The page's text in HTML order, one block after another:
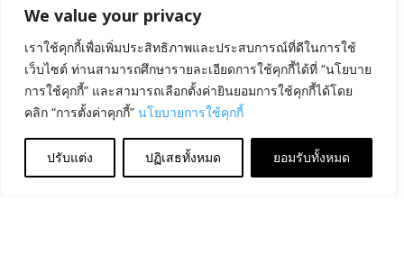
We value your privacy
เราใช้คุกกี้เพื่อเพิ่มประสิทธิภาพและประสบการณ์ที่ดีในการใช้
เว็บไซต์ ท่านสามารถศึกษารายละเอียดการใช้คุกกี้ได้ที่ “นโยบาย
การใช้คุกกี้” และสามารถเลือกตั้งค่ายินยอมการใช้คุกกี้ได้โดย
คลิก “การตั้งค่าคุกกี้” นโยบายการใช้คุกกี้
ปรับแต่ง ปฏิเสธทั้งหมด ยอมรับทั้งหมด
สนับสนุนกองทุนน้ำลายเทียมสำหรับผู้ป่วย
byชลิตา กิตติภัฑ์
สํานักสารนิเทศและ
สื่อสารองค์กร,โรงพยาบาลจุฬาฯ, ไทยโพสต์
นางจิราพร ศรีสอ้าน พร้อมด้วย รศ.พญ.คนึงนิจ กิ่งเพชร และ
ผศ.พญ.ดนิตา กานต์นินิมิต ร่วมรับมอบเงินบริจาค จาก นาย
อภิชาต ลี้อิสสระนุกูล และคณะ เพื่อสนับสนุนกองทุนน้ำลาย
เทียมสำหรับผู้ป่วย เพื่อช่วยเหลือผู้ที่ประสบภาวะน้ำลาย
น้อยหรือภาวะปากแห้ง...